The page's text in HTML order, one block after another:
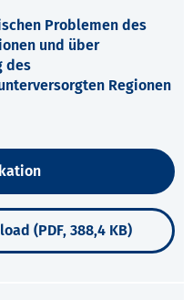
Problemen des
und über
des
Regionen
(PDF, 388,4 KB)